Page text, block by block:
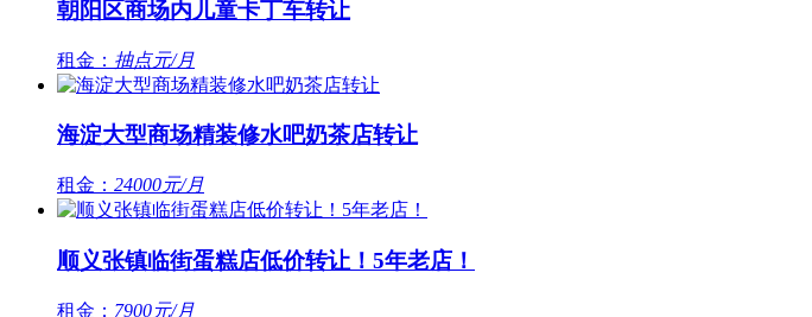
朝阳区商场内儿童卡丁车转让
租金： 抽点元/月
海淀大型商场精装修水吧奶茶店转让
租金： 24000元/月
顺义张镇临街蛋糕店低价转让！5年老店！
租金： 7900元/月